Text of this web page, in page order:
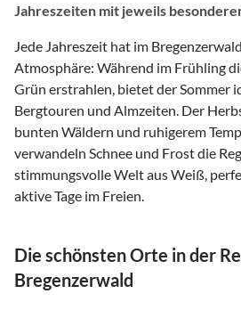
Jahreszeiten mit jeweils
Jede Jahreszeit hat im
Atmosphäre: Während im Frühling
Grün erstrahlen, bietet der Sommer
Bergtouren und Almzeiten. Der
bunten Wäldern und ruhigerem
verwandeln Schnee und Frost die
stimmungsvolle Welt aus Weiß,
aktive Tage im Freien.
Die schönsten Orte in der
Bregenzerwald